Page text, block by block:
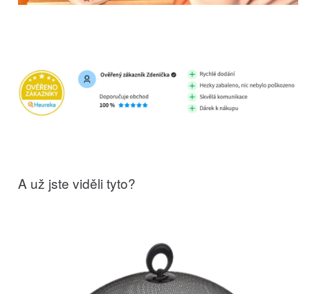
A už jste viděli tyto?